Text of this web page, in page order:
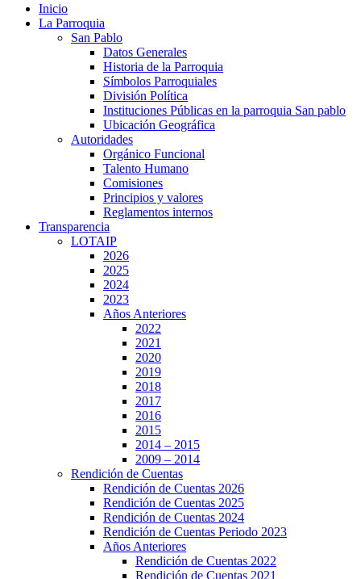
Inicio
La Parroquia
San Pablo
Datos Generales
Historia de la Parroquia
Símbolos Parroquiales
División Política
Instituciones Públicas en la parroquia San pablo
Ubicación Geográfica
Autoridades
Orgánico Funcional
Talento Humano
Comisiones
Principios y valores
Reglamentos internos
Transparencia
LOTAIP
2026
2025
2024
2023
Años Anteriores
2022
2021
2020
2019
2018
2017
2016
2015
2014 – 2015
2009 – 2014
Rendición de Cuentas
Rendición de Cuentas 2026
Rendición de Cuentas 2025
Rendición de Cuentas 2024
Rendición de Cuentas Periodo 2023
Años Anteriores
Rendición de Cuentas 2022
Rendición de Cuentas 2021